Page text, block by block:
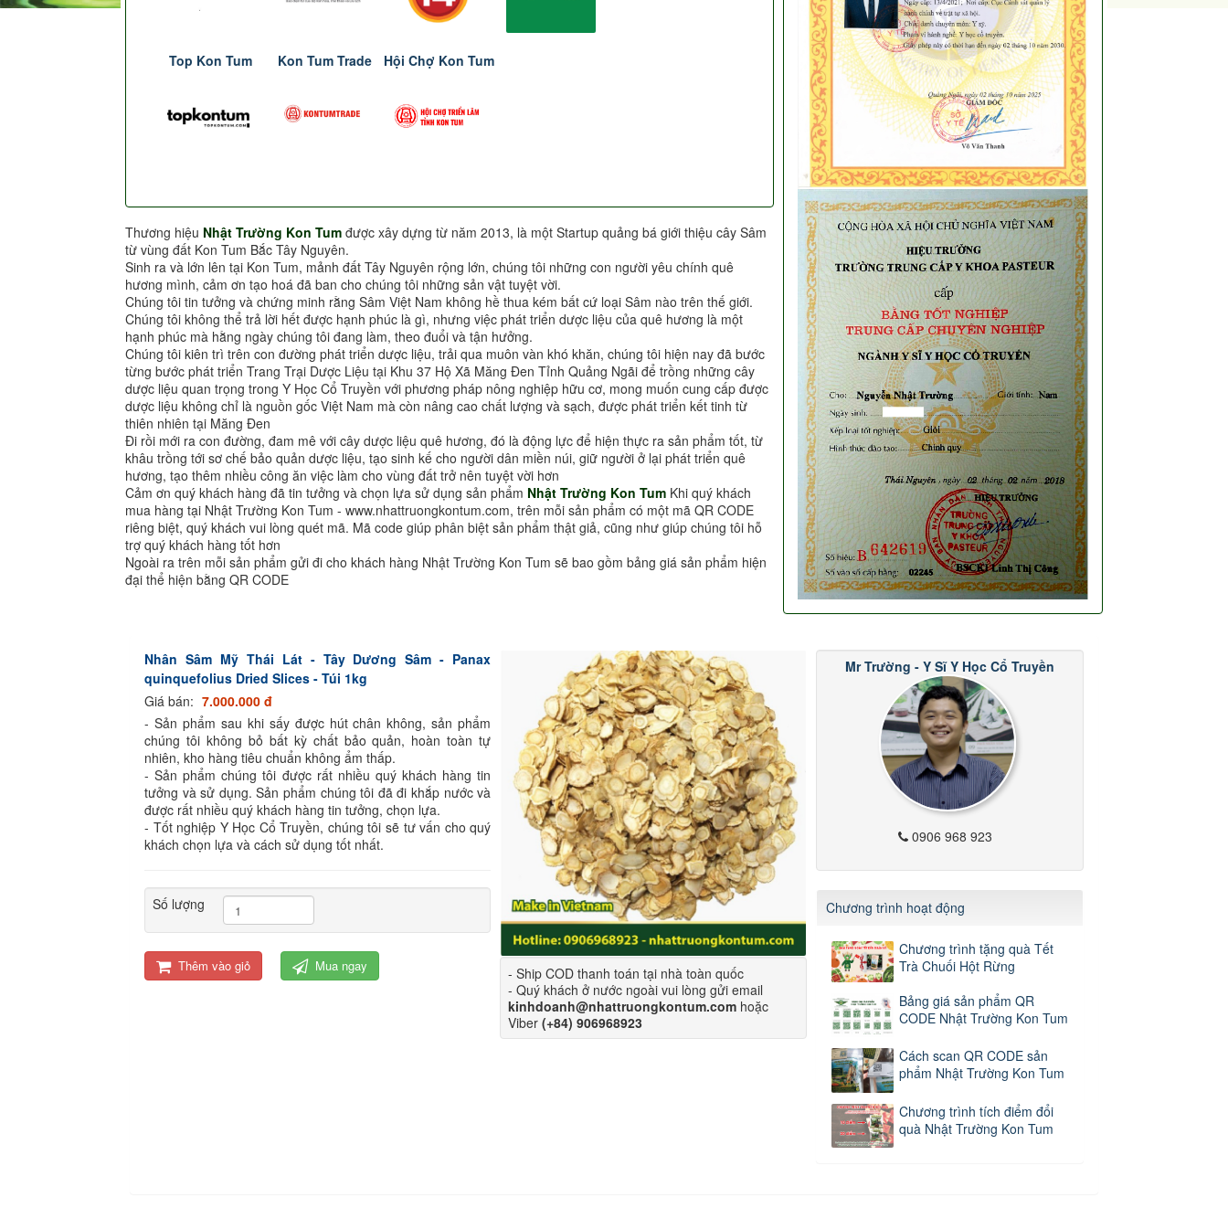
Top Kon Tum Kon Tum Trade Hội Chợ Kon Tum
Thương hiệu Nhật Trường Kon Tum được xây dựng từ năm 2013, là một Startup quảng bá giới thiệu cây Sâm
từ vùng đất Kon Tum Bắc Tây Nguyên.
Sinh ra và lớn lên tại Kon Tum, mảnh đất Tây Nguyên rộng lớn, chúng tôi những con người yêu chính quê
hương mình, cảm ơn tạo hoá đã ban cho chúng tôi những sản vật tuyệt vời.
Chúng tôi tin tưởng và chứng minh rằng Sâm Việt Nam không hề thua kém bất cứ loại Sâm nào trên thế giới.
Chúng tôi không thể trả lời hết được hạnh phúc là gì, nhưng việc phát triển dược liệu của quê hương là một
hạnh phúc mà hằng ngày chúng tôi đang làm, theo đuổi và tận hưởng.
Chúng tôi kiên trì trên con đường phát triển dược liệu, trải qua muôn vàn khó khăn, chúng tôi hiện nay đã bước
từng bước phát triển Trang Trại Dược Liệu tại Khu 37 Hộ Xã Măng Đen Tỉnh Quảng Ngãi để trồng những cây
dược liệu quan trọng trong Y Học Cổ Truyền với phương pháp nông nghiệp hữu cơ, mong muốn cung cấp được
dược liệu không chỉ là nguồn gốc Việt Nam mà còn nâng cao chất lượng và sạch, được phát triển kết tinh từ
thiên nhiên tại Măng Đen
Đi rồi mới ra con đường, đam mê với cây dược liệu quê hương, đó là động lực để hiện thực ra sản phẩm tốt, từ
khâu trồng tới sơ chế bảo quản dược liệu, tạo sinh kế cho người dân miền núi, giữ người ở lại phát triển quê
hương, tạo thêm nhiều công ăn việc làm cho vùng đất trở nên tuyệt vời hơn
Cảm ơn quý khách hàng đã tin tưởng và chọn lựa sử dụng sản phẩm Nhật Trường Kon Tum Khi quý khách
mua hàng tại Nhật Trường Kon Tum - www.nhattruongkontum.com, trên mỗi sản phẩm có một mã QR CODE
riêng biệt, quý khách vui lòng quét mã. Mã code giúp phân biệt sản phẩm thật giả, cũng như giúp chúng tôi hỗ
trợ quý khách hàng tốt hơn
Ngoài ra trên mỗi sản phẩm gửi đi cho khách hàng Nhật Trường Kon Tum sẽ bao gồm bảng giá sản phẩm hiện
đại thể hiện bằng QR CODE
Nhân Sâm Mỹ Thái Lát - Tây Dương Sâm - Panax
quinquefolius Dried Slices - Túi 1kg
Giá bán: 7.000.000 đ
- Sản phẩm sau khi sấy được hút chân không, sản phẩm
chúng tôi không bỏ bất kỳ chất bảo quản, hoàn toàn tự
nhiên, kho hàng tiêu chuẩn không ẩm thấp.
- Sản phẩm chúng tôi được rất nhiều quý khách hàng tin
tưởng và sử dụng. Sản phẩm chúng tôi đã đi khắp nước và
được rất nhiều quý khách hàng tin tưởng, chọn lựa.
- Tốt nghiệp Y Học Cổ Truyền, chúng tôi sẽ tư vấn cho quý
khách chọn lựa và cách sử dụng tốt nhất.
Số lượng
Thêm vào giỏ Mua ngay
- Ship COD thanh toán tại nhà toàn quốc
- Quý khách ở nước ngoài vui lòng gửi email
kinhdoanh@nhattruongkontum.com hoặc
Viber(+84) 906968923
Mr Trường - Y Sĩ Y Học Cổ Truyền
0906 968 923
Chương trình hoạt động
Chương trình tặng quà Tết
Trà Chuối Hột Rừng
Bảng giá sản phẩm QR
CODE Nhật Trường Kon Tum
Cách scan QR CODE sản
phẩm Nhật Trường Kon Tum
Chương trình tích điểm đổi
quà Nhật Trường Kon Tum